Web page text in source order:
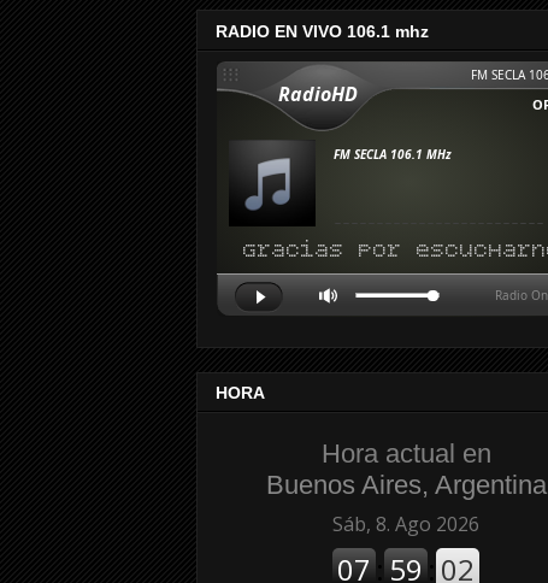
RADIO EN VIVO 106.1 mhz
HORA
Hora actual en
Buenos Aires, Argentina